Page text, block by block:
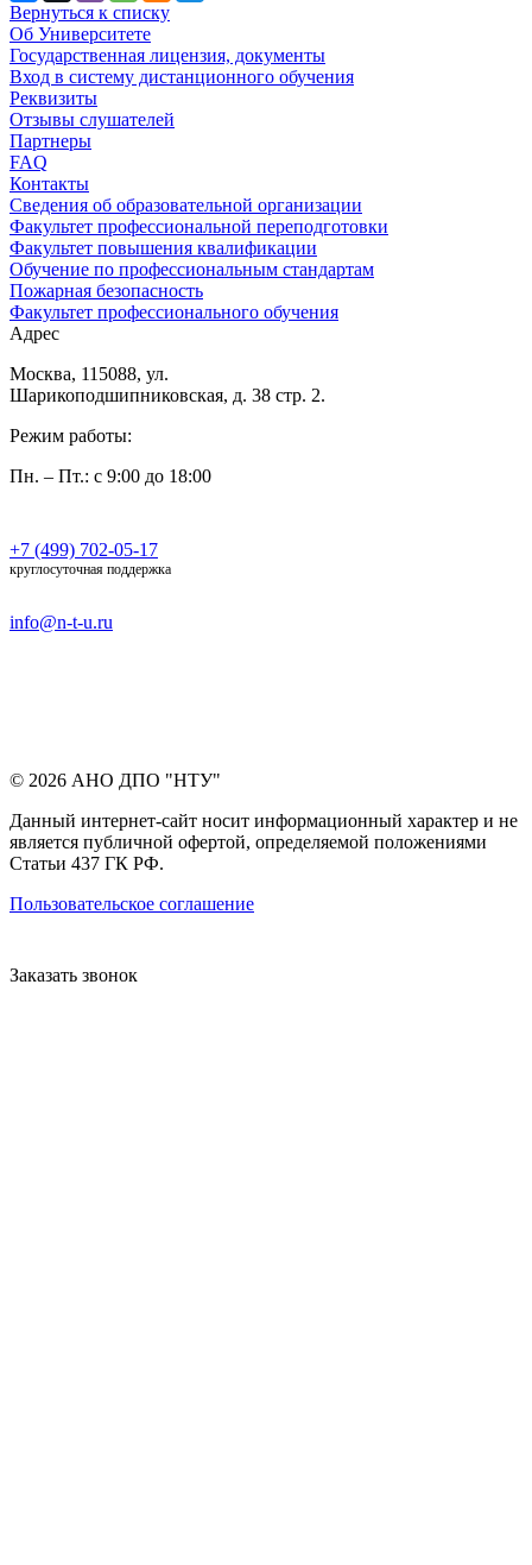
Вернуться к списку
Об Университете
Государственная лицензия, документы
Вход в систему дистанционного обучения
Реквизиты
Отзывы слушателей
Партнеры
FAQ
Контакты
Сведения об образовательной организации
Факультет профессиональной переподготовки
Факультет повышения квалификации
Обучение по профессиональным стандартам
Пожарная безопасность
Факультет профессионального обучения
Адрес
Москва, 115088, ул.
Шарикоподшипниковская, д. 38 стр. 2.
Режим работы:
Пн. – Пт.: с 9:00 до 18:00
+7 (499) 702-05-17
круглосуточная поддержка
info@n-t-u.ru
© 2026 АНО ДПО "НТУ"
Данный интернет-сайт носит информационный характер и не
является публичной офертой, определяемой положениями
Статьи 437 ГК РФ.
Пользовательское соглашение
Заказать звонок